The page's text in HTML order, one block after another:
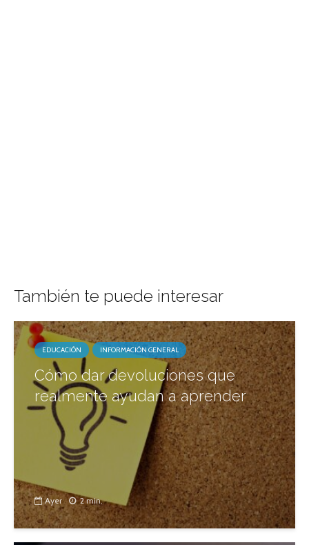
También te puede interesar
EDUCACIÓN INFORMACIÓN GENERAL
Cómo dar devoluciones que
realmente ayudan a aprender
Ayer 2 min.